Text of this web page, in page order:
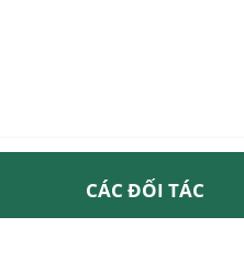
CÁC ĐỐI TÁC